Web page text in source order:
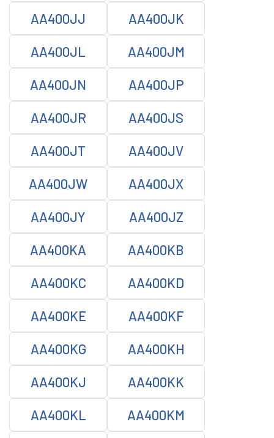
AA400JJ AA400JK
AA400JL AA400JM
AA400JN AA400JP
AA400JR AA400JS
AA400JT AA400JV
AA400JW AA400JX
AA400JY AA400JZ
AA400KA AA400KB
AA400KC AA400KD
AA400KE AA400KF
AA400KG AA400KH
AA400KJ AA400KK
AA400KL AA400KM